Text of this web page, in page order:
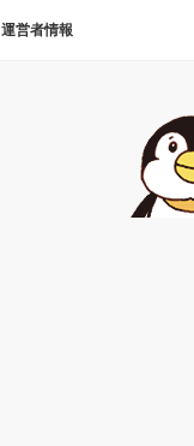
運営者情報